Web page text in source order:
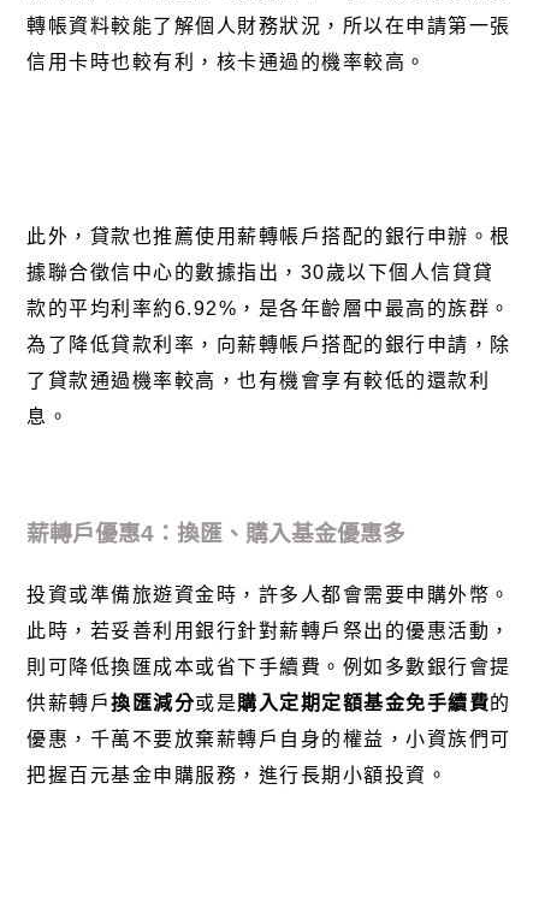
轉帳資料較能了解個人財務狀況，所以在申請第一張
信用卡時也較有利，核卡通過的機率較高。
此外，貸款也推薦使用薪轉帳戶搭配的銀行申辦。根
據聯合徵信中心的數據指出， 30歲以下個人信貸貸
款的平均利率約6.92%，是各年齡層中最高的族群。
為了降低貸款利率，向薪轉帳戶搭配的銀行申請，除
了貸款通過機率較高，也有機會享有較低的還款利
息。
薪轉戶優惠4 ：換匯、購入基金優惠多
投資或準備旅遊資金時，許多人都會需要申購外幣 。
此時，若妥善利用銀行針對薪轉戶祭出的優惠活動，
則可降低換匯成本或省下手續費。例如多數銀行會提
供薪轉戶換匯減分或是購入定期定額基金免手續費的
優惠，千萬不要放棄薪轉戶自身的權益，小資族們可
把握百元基金申購服務，進行長期小額投資。